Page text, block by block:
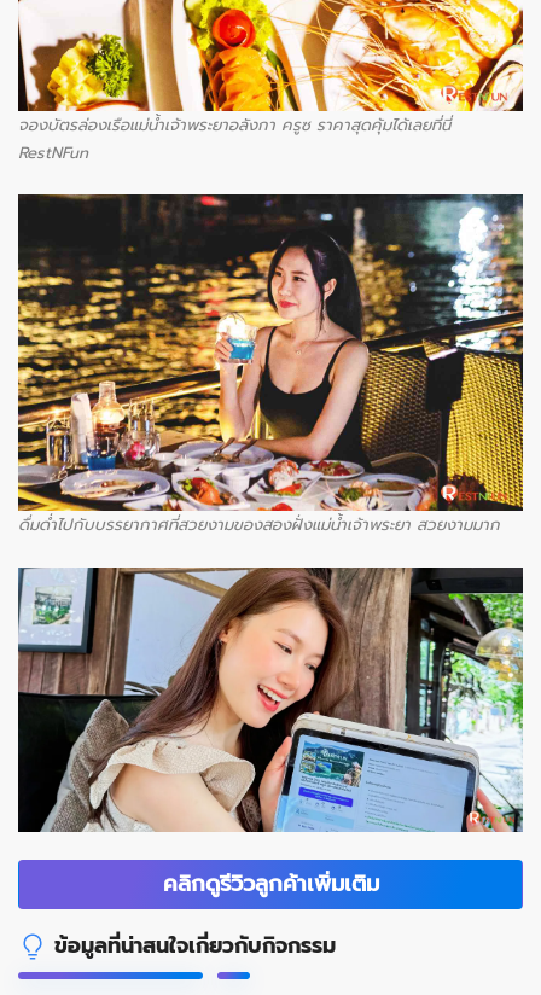
จองบัตรล่องเรือแม่น้ำเจ้าพระยาอลังกา ครูซ ราคาสุดคุ้มได้เลยที่นี่
RestNFun
ดื่มด่ำไปกับบรรยากาศที่สวยงามของสองฝั่งแม่น้ำเจ้าพระยา สวยงามมาก
คลิกดูรีวิวลูกค้าเพิ่มเติม
ข้อมูลที่น่าสนใจเกี่ยวกับกิจกรรม